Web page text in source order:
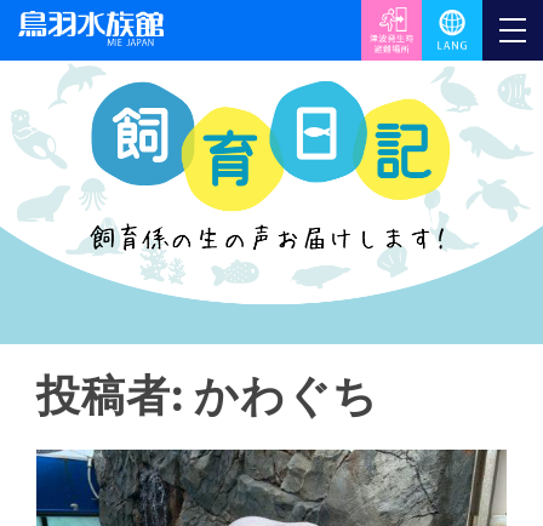
投稿者: かわぐち